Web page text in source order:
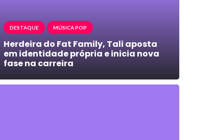
DESTAQUE MÚSICA POP
Herdeira do Fat Family, Tali aposta
em identidade própria e inicia nova
fase na carreira